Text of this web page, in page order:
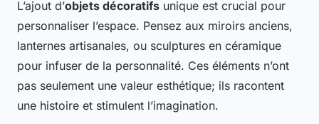
L’ajout d’objets décoratifs unique est crucial pour
personnaliser l’espace. Pensez aux miroirs anciens,
lanternes artisanales, ou sculptures en céramique
pour infuser de la personnalité. Ces éléments n’ont
pas seulement une valeur esthétique; ils racontent
une histoire et stimulent l’imagination.